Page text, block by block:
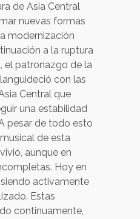
de Asia Central
nuevas formas
modernización
a la ruptura
el patronazgo de la
con las
Central que
una estabilidad
pesar de todo esto
de esta
aunque en
Hoy en
activamente
Estas
continuamente,